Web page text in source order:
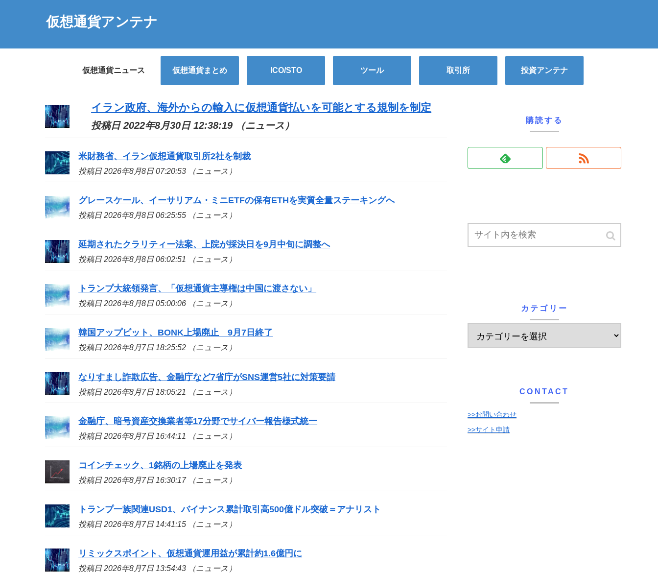
仮想通貨アンテナ
仮想通貨ニュース 仮想通貨まとめ ICO/STO ツール 取引所 投資アンテナ
イラン政府、海外からの輸入に仮想通貨払いを可能とする規制を制定
投稿日 2022年8月30日 12:38:19 （ニュース）
米財務省、イラン仮想通貨取引所2社を制裁
投稿日 2026年8月8日 07:20:53 （ニュース）
グレースケール、イーサリアム・ミニETFの保有ETHを実質全量ステーキングへ
投稿日 2026年8月8日 06:25:55 （ニュース）
延期されたクラリティー法案、上院が採決日を9月中旬に調整へ
投稿日 2026年8月8日 06:02:51 （ニュース）
トランプ大統領発言、「仮想通貨主導権は中国に渡さない」
投稿日 2026年8月8日 05:00:06 （ニュース）
韓国アップビット、BONK上場廃止 9月7日終了
投稿日 2026年8月7日 18:25:52 （ニュース）
なりすまし詐欺広告、金融庁など7省庁がSNS運営5社に対策要請
投稿日 2026年8月7日 18:05:21 （ニュース）
金融庁、暗号資産交換業者等17分野でサイバー報告様式統一
投稿日 2026年8月7日 16:44:11 （ニュース）
コインチェック、1銘柄の上場廃止を発表
投稿日 2026年8月7日 16:30:17 （ニュース）
トランプ一族関連USD1、バイナンス累計取引高500億ドル突破＝アナリスト
投稿日 2026年8月7日 14:41:15 （ニュース）
リミックスポイント、仮想通貨運用益が累計約1.6億円に
投稿日 2026年8月7日 13:54:43 （ニュース）
購読する
カテゴリー
CONTACT
>>お問い合わせ
>>サイト申請